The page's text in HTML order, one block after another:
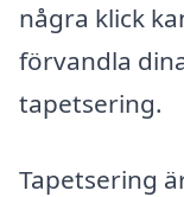
några klick
förvandla
tapetsering.
Tapetsering